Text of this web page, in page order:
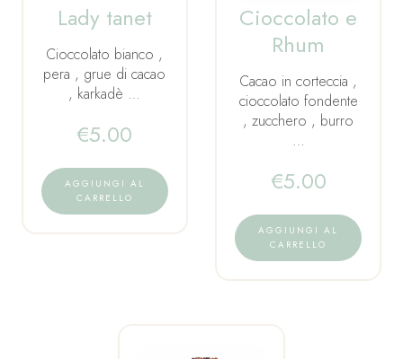
Lady tanet
Cioccolato bianco ,
pera , grue di cacao
, karkadè …
€5.00
AGGIUNGI AL
CARRELLO
Cioccolato e
Rhum
Cacao in corteccia ,
cioccolato fondente
, zucchero , burro
…
€5.00
AGGIUNGI AL
CARRELLO